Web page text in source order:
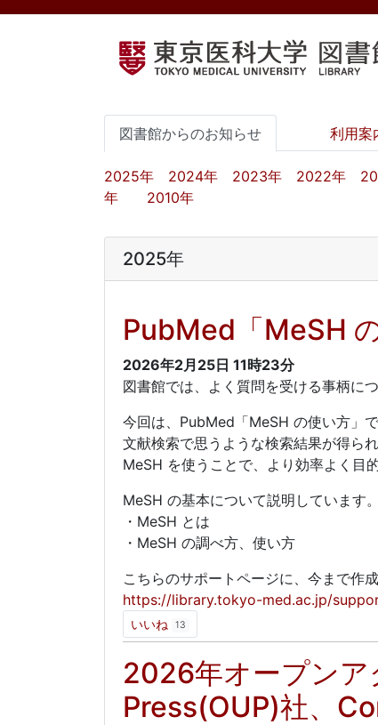
図書館からのお知らせ 利用案
2025年 2024年 2023年 2022年
年
2010年
2025年
PubMed「MeSH
2026年2月25日 11時23分
図書館では、よく質問を受ける事柄に
今回は、PubMed「MeSH の使い方」で
文献検索で思うような検索結果が得ら
MeSH を使うことで、より効率よく目
MeSH の基本について説明しています。
・MeSH とは
・MeSH の調べ方、使い方
こちらのサポートページに、今まで作
https://library.tokyo-med.ac.jp/
いいね 13
2026年オープン
Press(OUP)社、